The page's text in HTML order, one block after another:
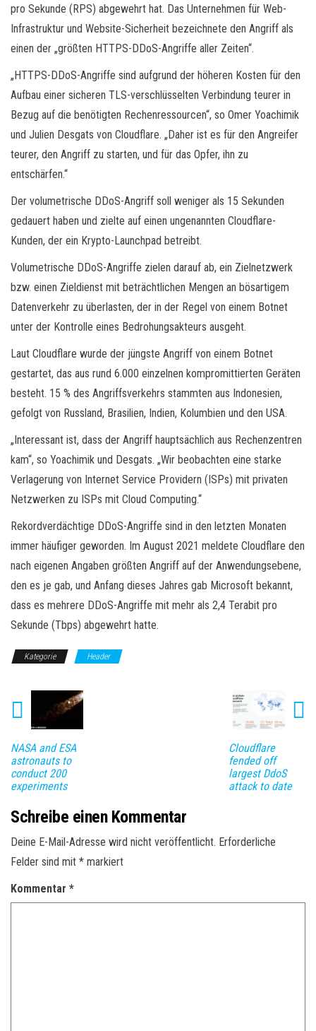
pro Sekunde (RPS) abgewehrt hat. Das Unternehmen für Web-
Infrastruktur und Website-Sicherheit bezeichnete den Angriff als
einen der „größten HTTPS-DDoS-Angriffe aller Zeiten“.
„HTTPS-DDoS-Angriffe sind aufgrund der höheren Kosten für den
Aufbau einer sicheren TLS-verschlüsselten Verbindung teurer in
Bezug auf die benötigten Rechenressourcen“, so Omer Yoachimik
und Julien Desgats von Cloudflare. „Daher ist es für den Angreifer
teurer, den Angriff zu starten, und für das Opfer, ihn zu
entschärfen.“
Der volumetrische DDoS-Angriff soll weniger als 15 Sekunden
gedauert haben und zielte auf einen ungenannten Cloudflare-
Kunden, der ein Krypto-Launchpad betreibt.
Volumetrische DDoS-Angriffe zielen darauf ab, ein Zielnetzwerk
bzw. einen Zieldienst mit beträchtlichen Mengen an bösartigem
Datenverkehr zu überlasten, der in der Regel von einem Botnet
unter der Kontrolle eines Bedrohungsakteurs ausgeht.
Laut Cloudflare wurde der jüngste Angriff von einem Botnet
gestartet, das aus rund 6.000 einzelnen kompromittierten Geräten
besteht. 15 % des Angriffsverkehrs stammten aus Indonesien,
gefolgt von Russland, Brasilien, Indien, Kolumbien und den USA.
„Interessant ist, dass der Angriff hauptsächlich aus Rechenzentren
kam“, so Yoachimik und Desgats. „Wir beobachten eine starke
Verlagerung von Internet Service Providern (ISPs) mit privaten
Netzwerken zu ISPs mit Cloud Computing.“
Rekordverdächtige DDoS-Angriffe sind in den letzten Monaten
immer häufiger geworden. Im August 2021 meldete Cloudflare den
nach eigenen Angaben größten Angriff auf der Anwendungsebene,
den es je gab, und Anfang dieses Jahres gab Microsoft bekannt,
dass es mehrere DDoS-Angriffe mit mehr als 2,4 Terabit pro
Sekunde (Tbps) abgewehrt hatte.
Kategorie Header
NASA and ESA
astronauts to
conduct 200
experiments
Cloudflare
fended off
largest DdoS
attack to date
Schreibe einen Kommentar
Deine E-Mail-Adresse wird nicht veröffentlicht. Erforderliche
Felder sind mit * markiert
Kommentar *